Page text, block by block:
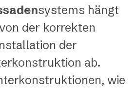
systems hängt
der korrekten
der
ab.
wie